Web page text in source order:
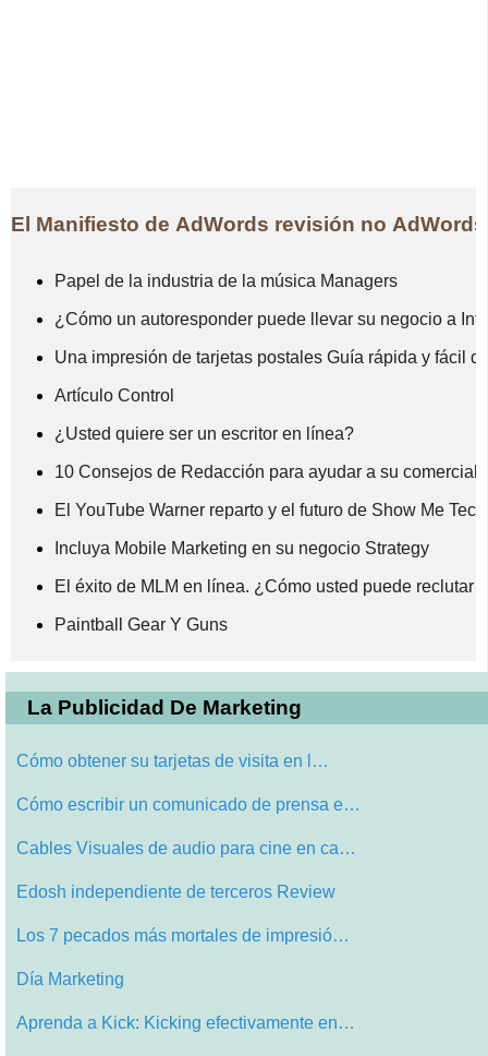
El Manifiesto de AdWords revisión no
Papel de la industria de la música Managers
¿Cómo un autoresponder puede llevar su negocio a
Una impresión de tarjetas postales Guía rápida y fácil
Artículo Control
¿Usted quiere ser un escritor en línea?
10 Consejos de Redacción para ayudar a su
El YouTube Warner reparto y el futuro de Show Me
Incluya Mobile Marketing en su negocio Strategy
El éxito de MLM en línea. ¿Cómo usted puede reclutar
Paintball Gear Y Guns
La Publicidad De Marketing
Cómo obtener su tarjetas de visita en l…
Cómo escribir un comunicado de prensa e…
Cables Visuales de audio para cine en ca…
Edosh independiente de terceros Review
Los 7 pecados más mortales de impresió…
Día Marketing
Aprenda a Kick: Kicking efectivamente en…